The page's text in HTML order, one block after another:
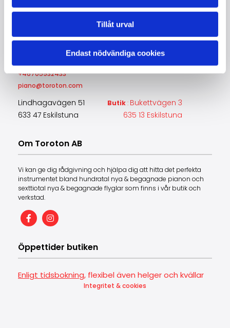
Tillåt urval
Endast nödvändiga cookies
Kontakta oss
+46705932433
piano@toroton.com
Lindhagavägen 51 Butik: Bukettvägen 3
633 47 Eskilstuna
635 13 Eskilstuna
Om Toroton AB
Vi kan ge dig rådgivning och hjälpa dig att hitta det perfekta
instrumentet bland hundratal nya & begagnade pianon och
sexttiotal nya & begagnade flyglar som finns i vår butik och
verkstad.
Öppettider butiken
Enligt tidsbokning, flexibel även helger och kvällar
Integritet & cookies